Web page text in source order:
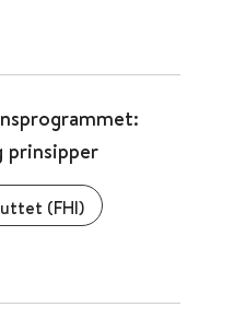
prinsipper
(FHI)